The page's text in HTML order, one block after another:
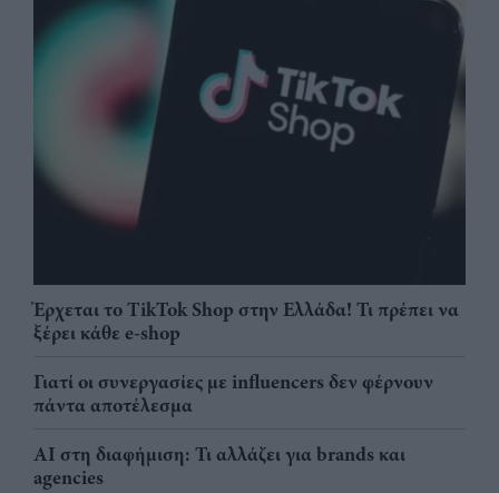
Έρχεται το TikTok Shop στην Ελλάδα! Τι πρέπει να
ξέρει κάθε e-shop
Γιατί οι συνεργασίες με influencers δεν φέρνουν
πάντα αποτέλεσμα
AI στη διαφήμιση: Τι αλλάζει για brands και
agencies